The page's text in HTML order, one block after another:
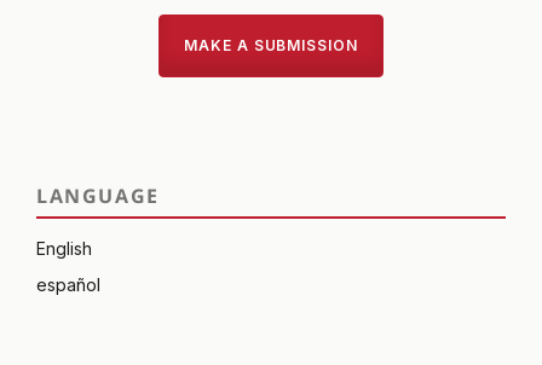
MAKE A SUBMISSION
LANGUAGE
English
español